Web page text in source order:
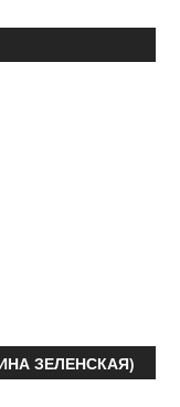
ЗЕЛЕНСКАЯ)